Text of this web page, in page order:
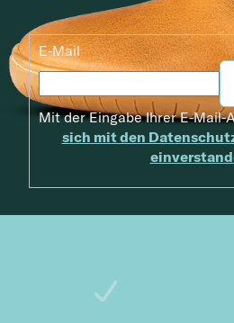
E-Mail
Mit der Eingabe Ihrer E-
sich mit den